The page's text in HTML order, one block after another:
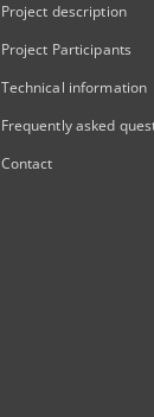
Project description
Project Participants
Technical information
Frequently asked
Contact